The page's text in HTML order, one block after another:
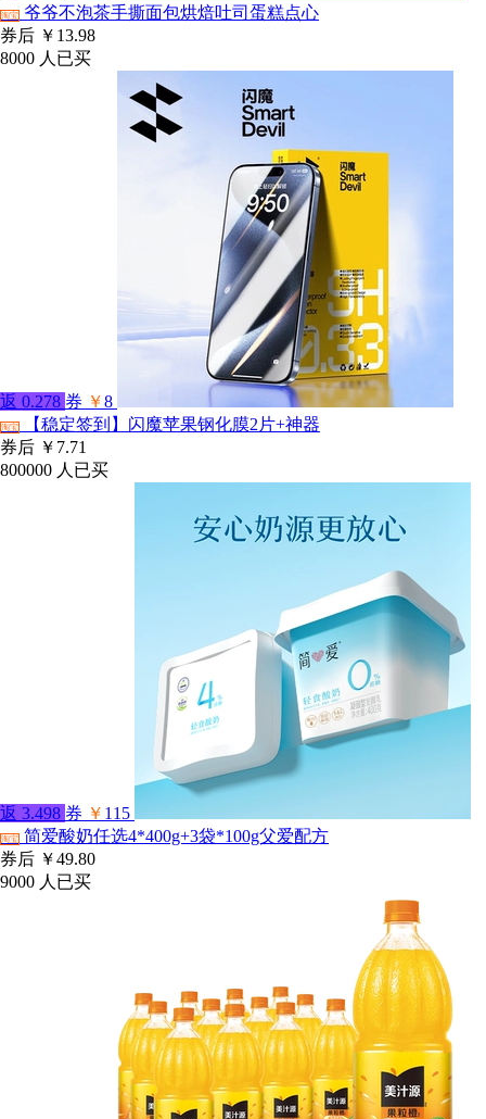
淘宝 爷爷不泡茶手撕面包烘焙吐司蛋糕点心
券后 ￥13.98
8000 人已买
返 0.278 券 ￥8
淘宝
【稳定签到】闪魔苹果钢化膜2片+神器
券后 ￥7.71
800000 人已买
返 3.498 券 ￥ 115
淘宝 简爱酸奶任选4*400g+3袋*100g父爱配方
券后 ￥49.80
9000 人已买